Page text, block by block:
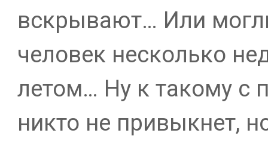
вскрывают… Или
человек несколько
летом… Ну к такому с
никто не привыкнет,